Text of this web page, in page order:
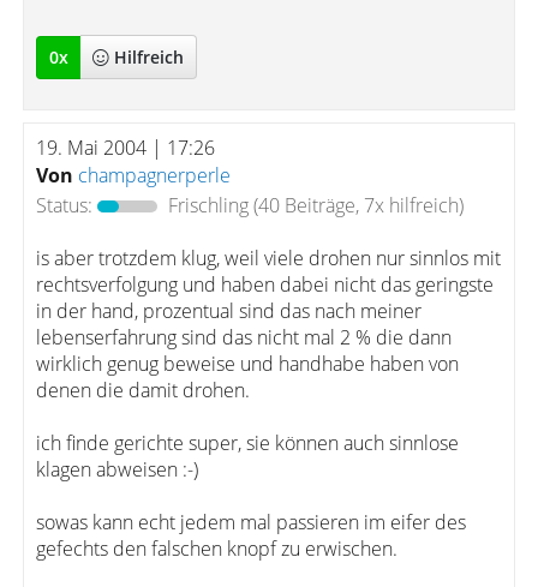
0x Hilfreich
19. Mai 2004 | 17:26
Von champagnerperle
Status:
Frischling(40 Beiträge, 7x hilfreich)
is aber trotzdem klug, weil viele drohen nur sinnlos mit
rechtsverfolgung und haben dabei nicht das geringste
in der hand, prozentual sind das nach meiner
lebenserfahrung sind das nicht mal 2 % die dann
wirklich genug beweise und handhabe haben von
denen die damit drohen.
ich finde gerichte super, sie können auch sinnlose
klagen abweisen :-)
sowas kann echt jedem mal passieren im eifer des
gefechts den falschen knopf zu erwischen.